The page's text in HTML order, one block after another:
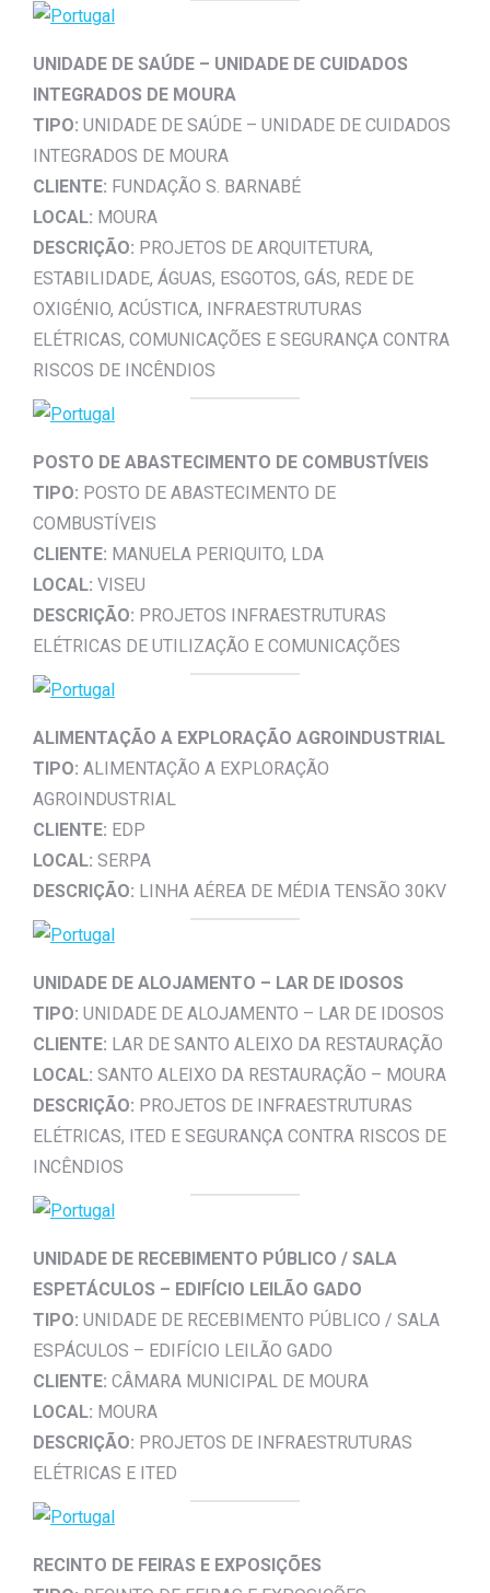
UNIDADE DE SAÚDE – UNIDADE DE CUIDADOS
INTEGRADOS DE MOURA
TIPO: UNIDADE DE SAÚDE – UNIDADE DE CUIDADOS
INTEGRADOS DE MOURA
CLIENTE: FUNDAÇÃO S. BARNABÉ
LOCAL: MOURA
DESCRIÇÃO: PROJETOS DE ARQUITETURA,
ESTABILIDADE, ÁGUAS, ESGOTOS, GÁS, REDE DE
OXIGÉNIO, ACÚSTICA, INFRAESTRUTURAS
ELÉTRICAS, COMUNICAÇÕES E SEGURANÇA CONTRA
RISCOS DE INCÊNDIOS
POSTO DE ABASTECIMENTO DE COMBUSTÍVEIS
TIPO: POSTO DE ABASTECIMENTO DE
COMBUSTÍVEIS
CLIENTE: MANUELA PERIQUITO, LDA
LOCAL: VISEU
DESCRIÇÃO: PROJETOS INFRAESTRUTURAS
ELÉTRICAS DE UTILIZAÇÃO E COMUNICAÇÕES
ALIMENTAÇÃO A EXPLORAÇÃO AGROINDUSTRIAL
TIPO: ALIMENTAÇÃO A EXPLORAÇÃO
AGROINDUSTRIAL
CLIENTE: EDP
LOCAL: SERPA
DESCRIÇÃO: LINHA AÉREA DE MÉDIA TENSÃO 30KV
UNIDADE DE ALOJAMENTO – LAR DE IDOSOS
TIPO: UNIDADE DE ALOJAMENTO – LAR DE IDOSOS
CLIENTE: LAR DE SANTO ALEIXO DA RESTAURAÇÃO
LOCAL: SANTO ALEIXO DA RESTAURAÇÃO – MOURA
DESCRIÇÃO: PROJETOS DE INFRAESTRUTURAS
ELÉTRICAS, ITED E SEGURANÇA CONTRA RISCOS DE
INCÊNDIOS
UNIDADE DE RECEBIMENTO PÚBLICO / SALA
ESPETÁCULOS – EDIFÍCIO LEILÃO GADO
TIPO: UNIDADE DE RECEBIMENTO PÚBLICO / SALA
ESPÁCULOS – EDIFÍCIO LEILÃO GADO
CLIENTE: CÂMARA MUNICIPAL DE MOURA
LOCAL: MOURA
DESCRIÇÃO: PROJETOS DE INFRAESTRUTURAS
ELÉTRICAS E ITED
RECINTO DE FEIRAS E EXPOSIÇÕES